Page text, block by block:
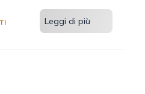
Leggi di più